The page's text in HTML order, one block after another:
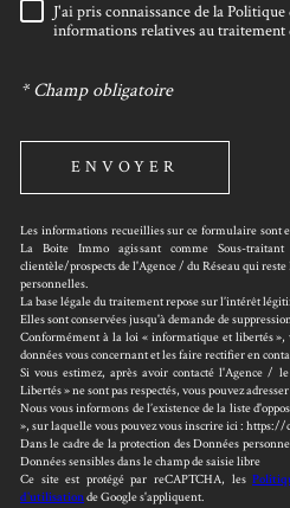
J'ai pris connaissance de la
informations relatives au traitement
* Champ obligatoire
ENVOYER
Les informations recueillies sur ce formulaire sont
La Boite Immo agissant comme Sous-
clientèle/prospects de l'Agence / du Réseau qui
personnelles.
La base légale du traitement repose sur l’intérêt
Elles sont conservées jusqu'à demande de
Conformément à la loi « informatique et libertés »,
données vous concernant et les faire rectifier en
Si vous estimez, après avoir contacté l'Agence /
Libertés » ne sont pas respectés, vous pouvez
Nous vous informons de l’existence de la liste
», sur laquelle vous pouvez vous inscrire ici :
Dans le cadre de la protection des Données
Données sensibles dans le champ de saisie libre
Ce site est protégé par reCAPTCHA, les
d'utilisationde Google s'appliquent.